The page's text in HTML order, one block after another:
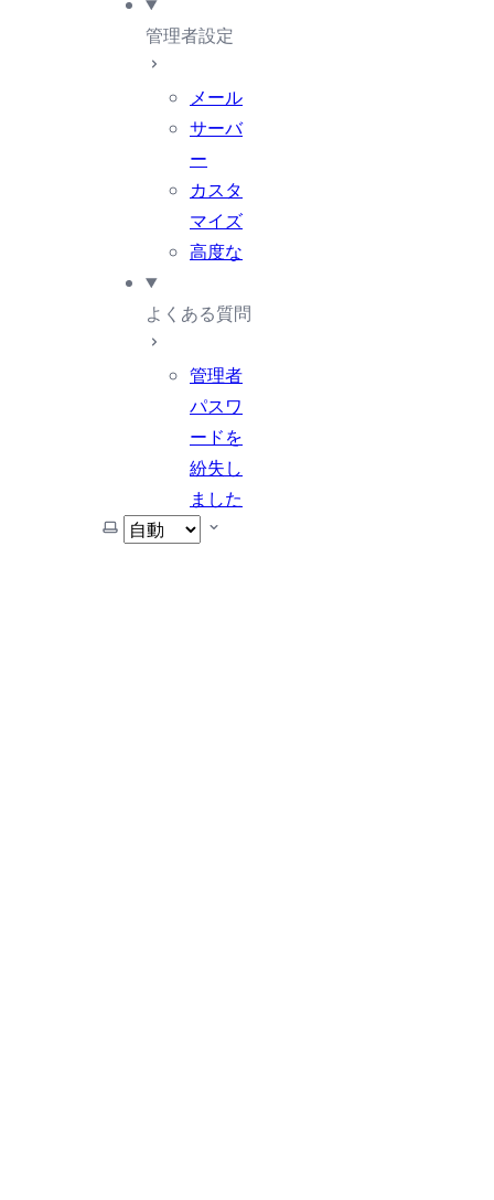
管理者設定
メール
サーバ
ー
カスタ
マイズ
高度な
よくある質問
管理者
パスワ
ードを
紛失し
ました
テーマを選択